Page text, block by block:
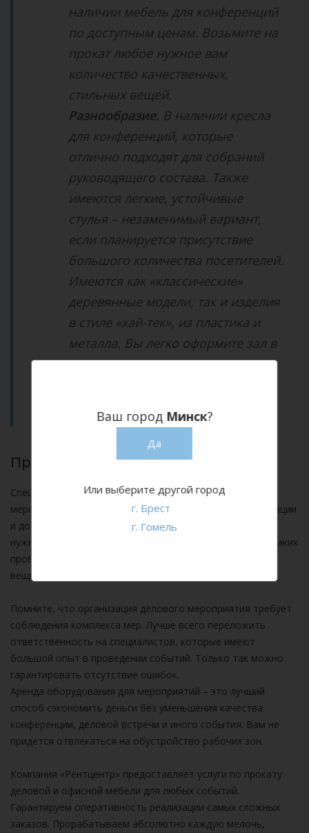
наличии мебель для конференций
по доступным ценам. Возьмите на
прокат любое нужное вам
количество качественных,
стильных вещей.
Разнообразие. В наличии кресла
для конференций, которые
отлично подходят для собраний
руководящего состава. Также
имеются легкие, устойчивые
стулья – незаменимый вариант,
если планируется присутствие
большого количества посетителей.
Имеются как «классические»
деревянные модели, так и изделия
в стиле «хай-тек», из пластика и
металла. Вы легко оформите зал в
соответствии с корпоративными
Преимущества аренды
Специалисты возьмут на себя важнейшие моменты
мероприятия. Вам больше не нужно думать об организации
и доставке – представители нашей компании привезут
нужное количество предметов, а затем и увезут их. Никаких
проблем с внешним видом – только чистые, аккуратные
вещи.
Помните, что организация делового мероприятия требует
соблюдения комплекса мер. Лучше всего переложить
ответственность на специалистов, которые имеют
большой опыт в проведении событий. Только так можно
гарантировать отсутствие ошибок.
Аренда оборудования для мероприятий – это лучший
способ сэкономить деньги без уменьшения качества
конференции, деловой встречи и иного события. Вам не
придется отвлекаться на обустройство рабочих зон.
Компания «Рентцентр» предоставляет услуги по прокату
деловой и офисной мебели для любых событий.
Гарантируем оперативность реализации самых сложных
заказов. Прорабатываем абсолютно каждую мелочь,
Ваш город Минск?
Да
Или выберите другой город
г. Брест
г. Гомель